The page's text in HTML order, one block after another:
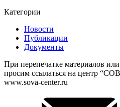
Категории
Новости
Публикации
Документы
При перепечатке материалов
просим ссылаться на центр
www.sova-center.ru